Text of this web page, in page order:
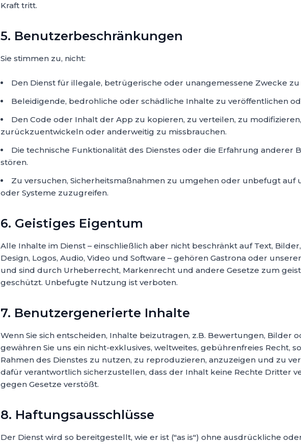
Kraft tritt.
5. Benutzerbeschränkungen
Sie stimmen zu, nicht:
Den Dienst für illegale, betrügerische oder unangemessene Zwecke zu
Beleidigende, bedrohliche oder schädliche Inhalte zu veröffentlichen
Den Code oder Inhalt der App zu kopieren, zu verteilen, zu modifizieren,
zurückzuentwickeln oder anderweitig zu missbrauchen.
Die technische Funktionalität des Dienstes oder die Erfahrung anderer
stören.
Zu versuchen, Sicherheitsmaßnahmen zu umgehen oder unbefugt auf
oder Systeme zuzugreifen.
6. Geistiges Eigentum
Alle Inhalte im Dienst – einschließlich aber nicht beschränkt auf Text,
Design, Logos, Audio, Video und Software – gehören Gastrona oder
und sind durch Urheberrecht, Markenrecht und andere Gesetze zum
geschützt. Unbefugte Nutzung ist verboten.
7. Benutzergenerierte Inhalte
Wenn Sie sich entscheiden, Inhalte beizutragen, z.B. Bewertungen, Bilder
gewähren Sie uns ein nicht-exklusives, weltweites, gebührenfreies Recht,
Rahmen des Dienstes zu nutzen, zu reproduzieren, anzuzeigen und zu
dafür verantwortlich sicherzustellen, dass der Inhalt keine Rechte Dritter
gegen Gesetze verstößt.
8. Haftungsausschlüsse
Der Dienst wird so bereitgestellt, wie er ist ("as is") ohne ausdrückliche